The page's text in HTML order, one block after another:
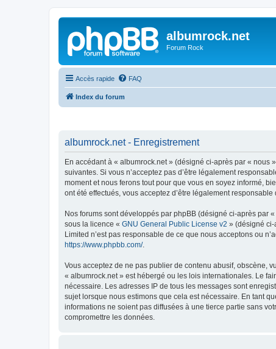
albumrock.net
Forum Rock
Accès rapide FAQ
Index du forum
albumrock.net - Enregistrement
En accédant à « albumrock.net » (désigné ci-après par « nous
suivantes. Si vous n’acceptez pas d’être légalement
moment et nous ferons tout pour que vous en soyez informé,
ont été effectués, vous acceptez d’être légalement
Nos forums sont développés par phpBB (désigné ci-après par
sous la licence « GNU General Public License v2 » (désigné ci-
Limited n’est pas responsable de ce que nous acceptons ou
https://www.phpbb.com/.
Vous acceptez de ne pas publier de contenu abusif, obscène,
« albumrock.net » est hébergé ou les lois internationales. Le
nécessaire. Les adresses IP de tous les messages sont
sujet lorsque nous estimons que cela est nécessaire. En tant
informations ne soient pas diffusées à une tierce partie sans
compromettre les données.